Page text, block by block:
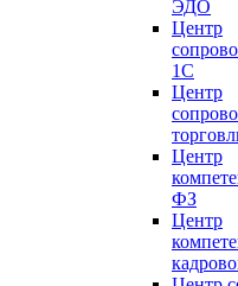
ЭДО
Центр
1С
Центр
Центр
ФЗ
Центр